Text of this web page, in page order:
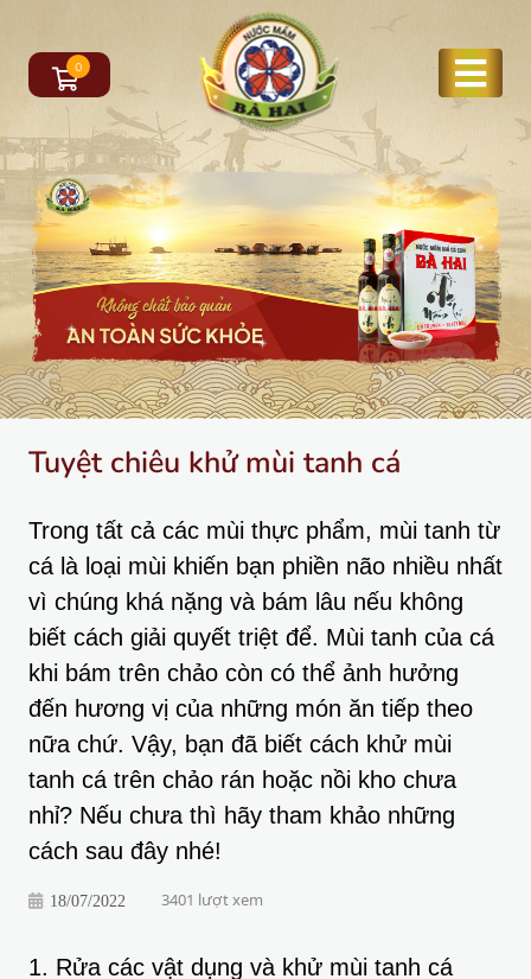
0
Tuyệt chiêu khử mùi tanh cá
Trong tất cả các mùi thực phẩm, mùi tanh từ
cá là loại mùi khiến bạn phiền não nhiều nhất
vì chúng khá nặng và bám lâu nếu không
biết cách giải quyết triệt để. Mùi tanh của cá
khi bám trên chảo còn có thể ảnh hưởng
đến hương vị của những món ăn tiếp theo
nữa chứ. Vậy, bạn đã biết cách khử mùi
tanh cá trên chảo rán hoặc nồi kho chưa
nhỉ? Nếu chưa thì hãy tham khảo những
cách sau đây nhé!
18/07/2022 3401 lượt xem
1. Rửa các vật dụng và khử mùi tanh cá